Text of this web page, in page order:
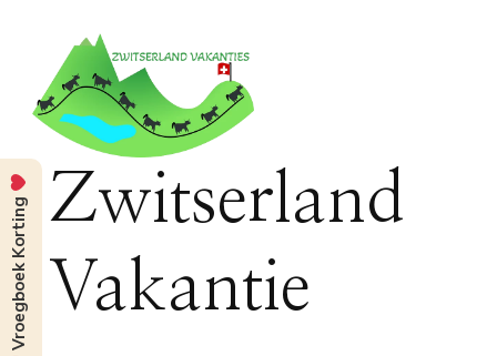
Zwitserland
Vakantie
Vroegboek Korting